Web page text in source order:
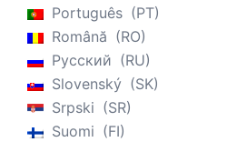
Português
PT
Română
RO
Русский
RU
Slovenský
SK
Srpski
SR
Suomi
FI